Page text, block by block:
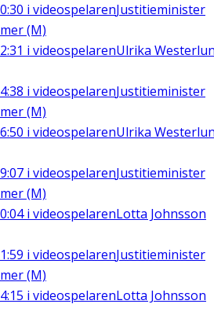
i videospelarenJustitieminister
(M)
i videospelarenUlrika
i videospelarenJustitieminister
(M)
i videospelarenUlrika
i videospelarenJustitieminister
(M)
i videospelarenLotta Johnsson
i videospelarenJustitieminister
(M)
i videospelarenLotta Johnsson